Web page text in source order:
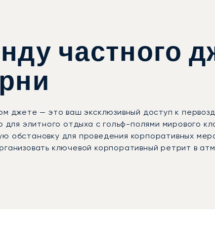
частного
джете — это ваш эксклюзивный доступ к
для элитного отдыха с гольф-полями мирового
обстановку для проведения корпоративных
ключевой корпоративный ретрит в
в полном соответствии с вашим графиком,